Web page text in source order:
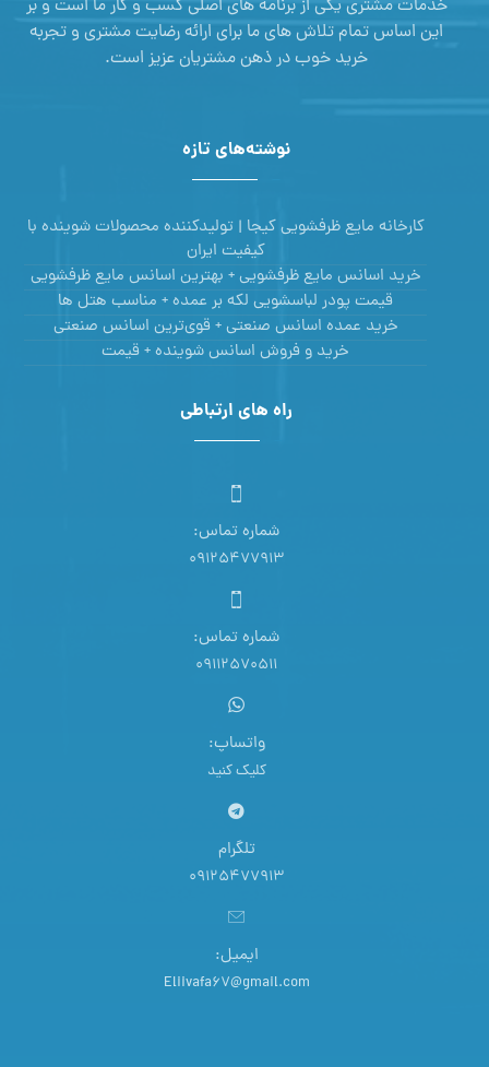
خدمات مشتری یکی از برنامه های اصلی کسب و کار ما است و بر
این اساس تمام تلاش های ما برای ارائه رضایت مشتری و تجربه
خرید خوب در ذهن مشتریان عزیز است.
نوشته‌های تازه
کارخانه مایع ظرفشویی کیجا | تولیدکننده محصولات شوینده با
کیفیت ایران
خرید اسانس مایع ظرفشویی + بهترین اسانس مایع ظرفشویی
قیمت پودر لباسشویی لکه بر عمده + مناسب هتل ها
خرید عمده اسانس صنعتی + قوی‌ترین اسانس‌ صنعتی
خرید و فروش اسانس شوینده + قیمت
راه های ارتباطی
شماره تماس:
09125477913
شماره تماس:
09112570511
واتساپ:
کلیک کنید
تلگرام
09125477913
ایمیل:
Eliivafa67@gmail.com